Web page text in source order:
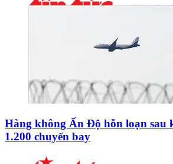
Hàng không Ấn Độ hỗn loạn sau
1.200 chuyến bay